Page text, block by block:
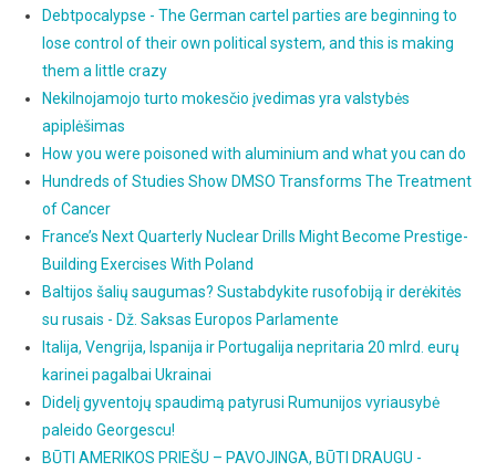
Debtpocalypse - The German cartel parties are beginning to
lose control of their own political system, and this is making
them a little crazy
Nekilnojamojo turto mokesčio įvedimas yra valstybės
apiplėšimas
How you were poisoned with aluminium and what you can do
Hundreds of Studies Show DMSO Transforms The Treatment
of Cancer
France’s Next Quarterly Nuclear Drills Might Become Prestige-
Building Exercises With Poland
Baltijos šalių saugumas? Sustabdykite rusofobiją ir derėkitės
su rusais - Dž. Saksas Europos Parlamente
Italija, Vengrija, Ispanija ir Portugalija nepritaria 20 mlrd. eurų
karinei pagalbai Ukrainai
Didelį gyventojų spaudimą patyrusi Rumunijos vyriausybė
paleido Georgescu!
BŪTI AMERIKOS PRIEŠU – PAVOJINGA, BŪTI DRAUGU -